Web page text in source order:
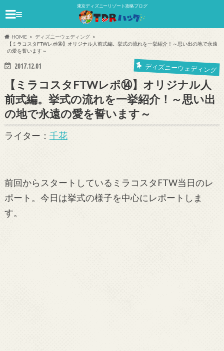
東京ディズニーリゾート攻略ブログ
≡
HOME
ディズニーウェディング
【ミラコスタFTWレポ⑭】オリジナル人前式編。挙式の流れを一挙紹介！～思い出の地で永遠
の愛を誓います～
2017.12.01 ディズニーウェディング
【ミラコスタFTWレポ⑭】オリジナル人
前式編。挙式の流れを一挙紹介！～思い出
の地で永遠の愛を誓います～
ライター： 千花
前回からスタートしているミラコスタFTW当日のレ
ポート。今日は挙式の様子を中心にレポートしま
す。